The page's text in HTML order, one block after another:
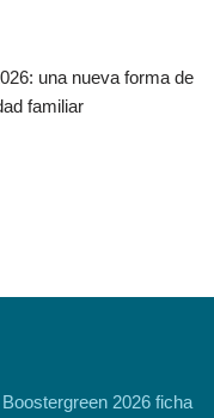
una nueva forma de
familiar
2026 ficha